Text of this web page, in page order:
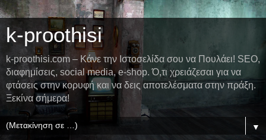
k-proothisi
k-proothisi.com – Κάνε την Ιστοσελίδα σου να Πουλάει! SEO,
διαφημίσεις, social media, e-shop. Ό,τι χρειάζεσαι για να
φτάσεις στην κορυφή και να δεις αποτελέσματα στην πράξη.
Ξεκίνα σήμερα!
▼